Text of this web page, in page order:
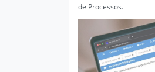
de Processos.